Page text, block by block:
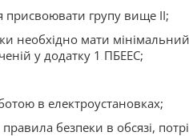
присвоювати групу вище II;
необхідно мати
у додатку 1 ПБЕЕС;
в електроустановках;
правила безпеки в обсязі,